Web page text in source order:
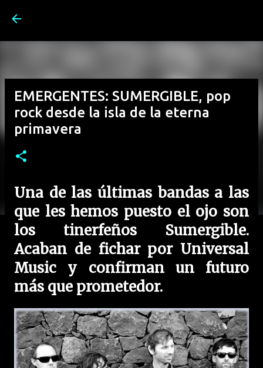
EMERGENTES: SUMERGIBLE, pop
rock desde la isla de la eterna
primavera
Una de las últimas bandas a las
que les hemos puesto el ojo son
los tinerfeños Sumergible.
Acaban de fichar por Universal
Music y confirman un futuro
más que prometedor.